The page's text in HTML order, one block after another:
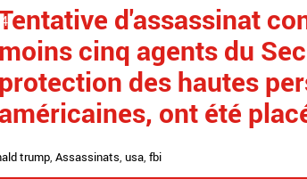
d'assassinat
moins cinq agents du
protection des hautes
ont été
trump, Assassinats, usa, fbi